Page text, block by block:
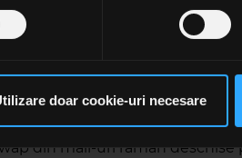
din Declarația despre modulele
rețele sociale, de publicitate și de
cu alte informații oferite de dvs.
doar cookie-uri necesare
festival să fie făcut în cel mai
își pot ridica brățările din
Promenada Mall, sau le pot
din mall-uri rămân deschise